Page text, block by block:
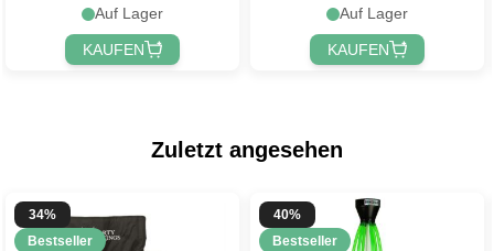
Auf Lager
KAUFEN
Auf Lager
KAUFEN
Zuletzt angesehen
34%
Bestseller
40%
Bestseller